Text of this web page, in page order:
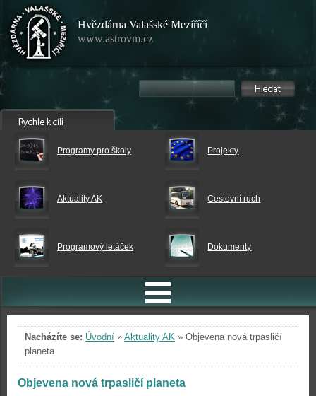
Hvězdárna Valašské Meziříčí
www.astrovm.cz
Programy pro školy Projekty
Aktuality AK Cestovní ruch
Programový letáček Dokumenty
Nacházíte se: Úvodní » Aktuality AK » Objevena nová trpasličí
planeta
Objevena nová trpasličí planeta